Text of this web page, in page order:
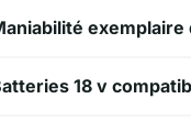
18 v